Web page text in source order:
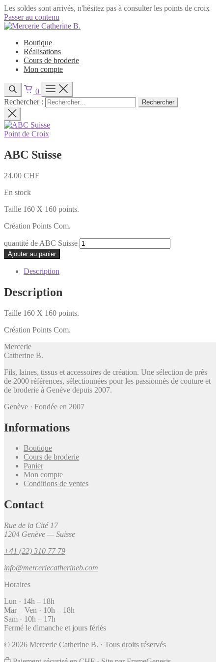
Les soldes sont arrivés, n'hésitez pas à consulter les points de croix
Passer au contenu
Boutique
Réalisations
Cours de broderie
Mon compte
0
Rechercher :
Point de Croix
ABC Suisse
24.00 CHF
En stock
Taille 160 X 160 points.
Création Points Com.
quantité de ABC Suisse
Ajouter au panier
Description
Description
Taille 160 X 160 points.
Création Points Com.
Mercerie
Catherine B.
Fils, laines, tissus et accessoires de création. Une sélection de près
de 2000 références, sélectionnées pour les passionnés de couture et
de broderie à Genève depuis 2007.
Genève · Fondée en 2007
Informations
Boutique
Cours de broderie
Panier
Mon compte
Conditions de ventes
Contact
Rue de la Cité 17
1204 Genève — Suisse
+41 (22) 310 77 79
info@merceriecatherineb.com
Horaires
Lun · 14h – 18h
Mar – Ven · 10h – 18h
Sam · 10h – 17h
Fermé le dimanche et jours fériés
© 2026 Mercerie Catherine B. · Tous droits réservés